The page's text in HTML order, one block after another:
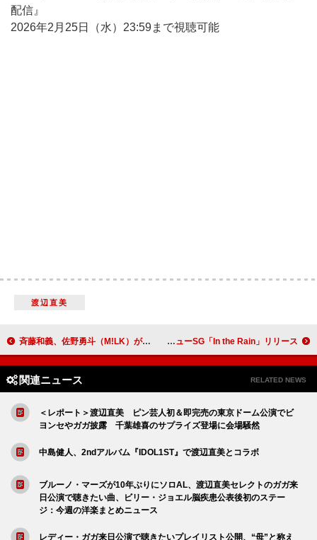
配信』
2026年2月25日（水）23:59まで視聴可能
渡辺直美
斉藤和義、佐野勇斗（M!LK）が出演する新曲「鏡よ鏡」MV公開 Nao Yoshioka、MXXWLLと共作したニューSG「In the Rain」リリース
関連ニュース RELATED NEWS
＜レポート＞渡辺直美 ピン芸人初＆即完売の東京ドーム公演でビ
ヨンセやガガ披露 千葉雄喜のサプライズ登場に会場騒然
中島健人、2ndアルバム『IDOL1ST』で渡辺直美とコラボ
ブルーノ・マーズが10年ぶりにソロAL、渡辺直美セレクトのガガ来
日公演で聴きたい曲、ビリー・ジョエル脳疾患公表後初のステー
ジ：今週の洋楽まとめニュース
レディー・ガガ来日公演で聴きたいプレイリスト公開、“母”と称え